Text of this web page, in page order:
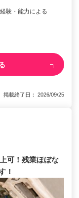
験・能力による
載終了日： 2026/09/25
可！残業ほぼな
！